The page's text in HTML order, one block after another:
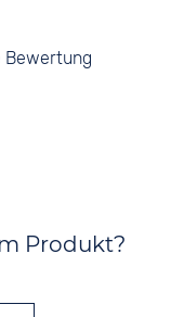
Bewertung
Produkt?